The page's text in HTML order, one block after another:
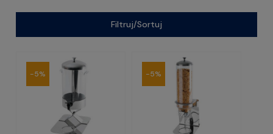
Filtruj/Sortuj
-5% -5%